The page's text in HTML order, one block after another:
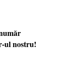
ul nostru!